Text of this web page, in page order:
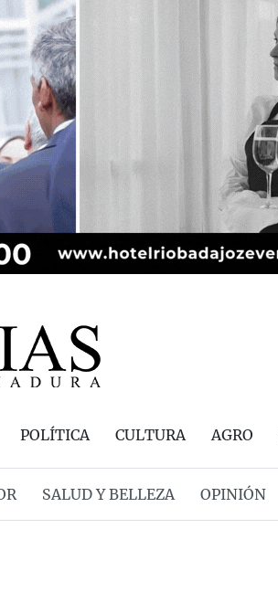
POLÍTICA CULTURA AGRO
SALUD Y BELLEZA OPINIÓN